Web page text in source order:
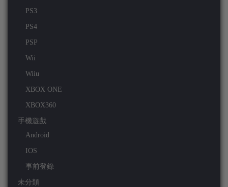
PS3
PS4
PSP
Wii
Wiiu
XBOX ONE
XBOX360
手機遊戲
Android
IOS
事前登錄
未分類